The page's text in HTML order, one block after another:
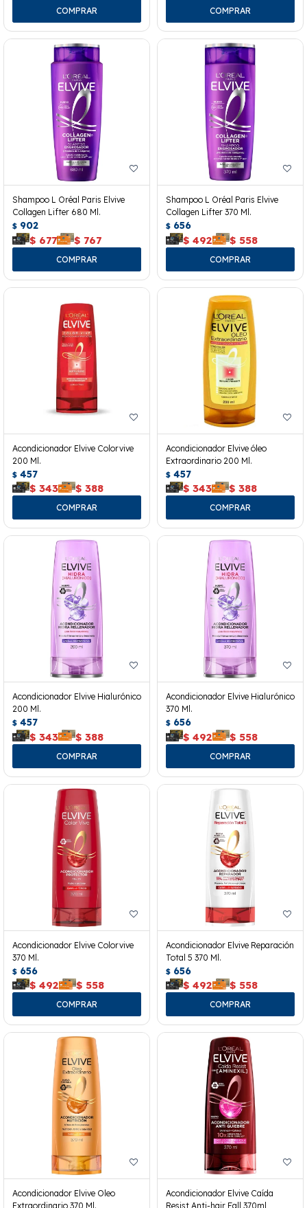
Shampoo L Oréal Paris Elvive
Collagen Lifter 680 Ml.
$ 902
$ 677 $ 767
Shampoo L Oréal Paris Elvive
Collagen Lifter 370 Ml.
$ 656
$ 492 $ 558
Acondicionador Elvive Colorvive
200 Ml.
$ 457
$ 343 $ 388
Acondicionador Elvive óleo
Extraordinario 200 Ml.
$ 457
$ 343 $ 388
Acondicionador Elvive Hialurónico
200 Ml.
$ 457
$ 343 $ 388
Acondicionador Elvive Hialurónico
370 Ml.
$ 656
$ 492 $ 558
Acondicionador Elvive Colorvive
370 Ml.
$ 656
$ 492 $ 558
Acondicionador Elvive Reparación
Total 5 370 Ml.
$ 656
$ 492 $ 558
Acondicionador Elvive Oleo
Extraordinario 370 Ml.
Acondicionador Elvive Caída
Resist Anti-hair Fall 370ml